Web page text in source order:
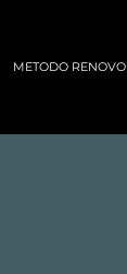
METODO RENOVO